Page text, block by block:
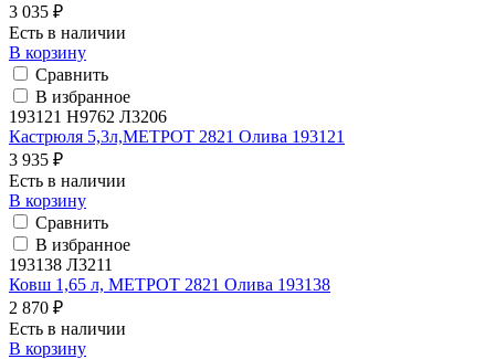
3 035 ₽
Есть в наличии
В корзину
Сравнить
В избранное
193121 H9762 Л3206
Кастрюля 5,3л,МЕТРОТ 2821 Олива 193121
3 935 ₽
Есть в наличии
В корзину
Сравнить
В избранное
193138 Л3211
Ковш 1,65 л, МЕТРОТ 2821 Олива 193138
2 870 ₽
Есть в наличии
В корзину